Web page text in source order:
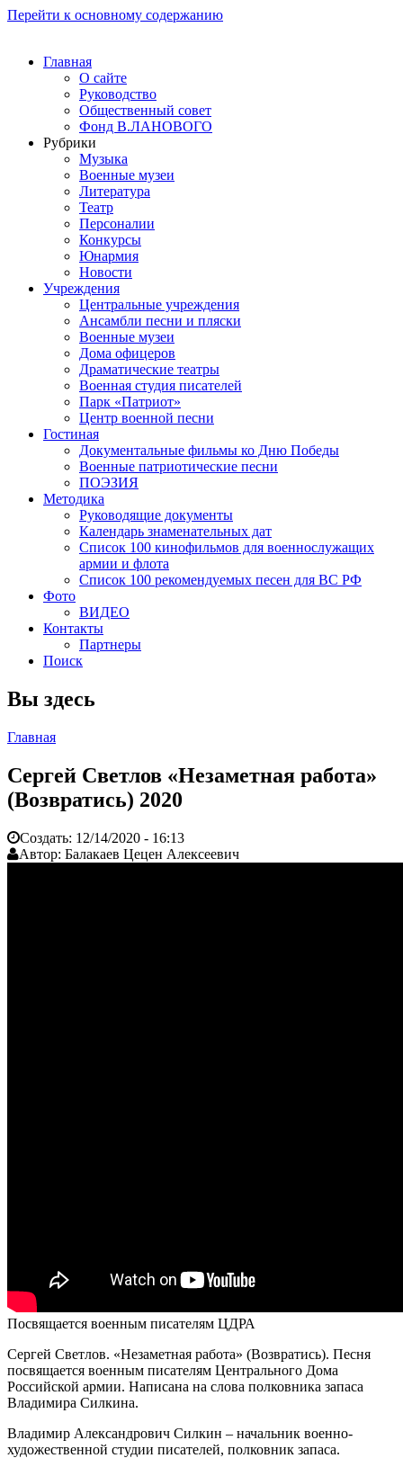
Перейти к основному содержанию
Главная
О сайте
Руководство
Общественный совет
Фонд В.ЛАНОВОГО
Рубрики
Музыка
Военные музеи
Литература
Театр
Персоналии
Конкурсы
Юнармия
Новости
Учреждения
Центральные учреждения
Ансамбли песни и пляски
Военные музеи
Дома офицеров
Драматические театры
Военная студия писателей
Парк «Патриот»
Центр военной песни
Гостиная
Документальные фильмы ко Дню Победы
Военные патриотические песни
ПОЭЗИЯ
Методика
Руководящие документы
Календарь знаменательных дат
Список 100 кинофильмов для военнослужащих
армии и флота
Список 100 рекомендуемых песен для ВС РФ
Фото
ВИДЕО
Контакты
Партнеры
Поиск
Вы здесь
Главная
Сергей Светлов «Незаметная работа»
(Возвратись) 2020
Создать: 12/14/2020 - 16:13
Автор: Балакаев Цецен Алексеевич
Посвящается военным писателям ЦДРА
Сергей Светлов. «Незаметная работа» (Возвратись). Песня
посвящается военным писателям Центрального Дома
Российской армии. Написана на слова полковника запаса
Владимира Силкина.
Владимир Александрович Силкин – начальник военно-
художественной студии писателей, полковник запаса.